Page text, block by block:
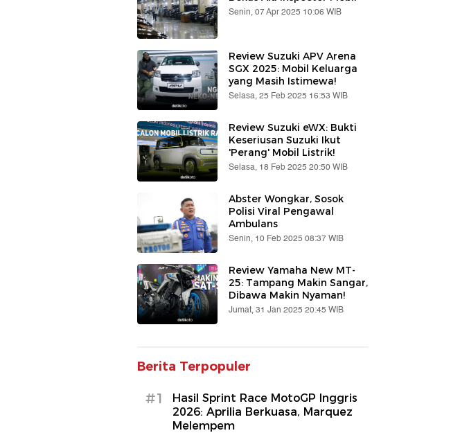
Senin, 07 Apr 2025 10:06 WIB
Review Suzuki APV Arena
SGX 2025: Mobil Keluarga
yang Masih Istimewa!
Selasa, 25 Feb 2025 16:53 WIB
Review Suzuki eWX: Bukti
Keseriusan Suzuki Ikut
'Perang' Mobil Listrik!
Selasa, 18 Feb 2025 20:50 WIB
Abster Wongkar, Sosok
Polisi Viral Pengawal
Ambulans
Senin, 10 Feb 2025 08:37 WIB
Review Yamaha New MT-
25: Tampang Makin Sangar,
Dibawa Makin Nyaman!
Jumat, 31 Jan 2025 20:45 WIB
Berita Terpopuler
#1
Hasil Sprint Race MotoGP Inggris
2026: Aprilia Berkuasa, Marquez
Melempem